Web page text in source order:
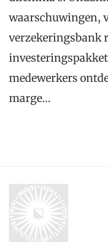
waarschuwingen,
verzekeringsbank
medewerkers
marge…